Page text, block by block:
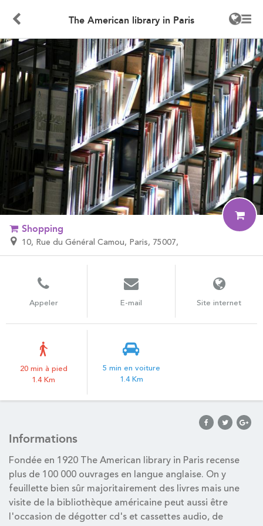
The American library in Paris
Shopping
10, Rue du Général Camou, Paris, 75007,
Appeler E-mail Site internet
20 min à pied
1.4 Km
5 min en voiture
1.4 Km
Informations
Fondée en 1920 The American library in Paris recense
plus de 100 000 ouvrages en langue anglaise. On y
feuillette bien sûr majoritairement des livres mais une
visite de la bibliothèque américaine peut aussi être
l'occasion de dégotter cd's et cassettes audio, de